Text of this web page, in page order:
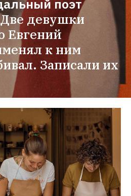
поэт
Две девушки
Евгений
к ним
Записали их